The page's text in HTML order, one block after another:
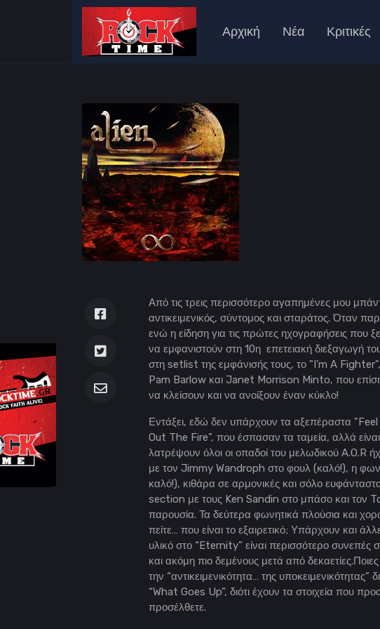
Αρχική Νέα Κριτικές
Από τις τρεις περισσότερο αγαπημένες μου
αντικειμενικός, σύντομος και σταράτος. Όταν
ενώ η είδηση για τις πρώτες ηχογραφήσεις που
να εμφανιστούν στη 10η επετειακή διεξαγωγή
στη setlist της εμφάνισής τους, το "I’m A
Pam Barlow και Janet Morrison Minto, που
να κλείσουν και να ανοίξουν έναν κύκλο!
Εντάξει, εδώ δεν υπάρχουν τα αξεπέραστα
Out The Fire", που έσπασαν τα ταμεία, αλλά
λατρέψουν όλοι οι οπαδοί του μελωδικού A.O.R
με τον Jimmy Wandroph στο φουλ (καλό!), η
καλό!), κιθάρα σε αρμονικές και σόλο
section με τους Ken Sandin στο μπάσο και τον
παρουσία. Τα δεύτερα φωνητικά πλούσια και
πείτε… που είναι το εξαιρετικό; Υπάρχουν και
υλικό στο “Eternity” είναι περισσότερο
και ακόμη πιο δεμένους μετά από
την “αντικειμενικότητα… της
“What Goes Up”, διότι έχουν τα στοιχεία που
προσέλθετε.